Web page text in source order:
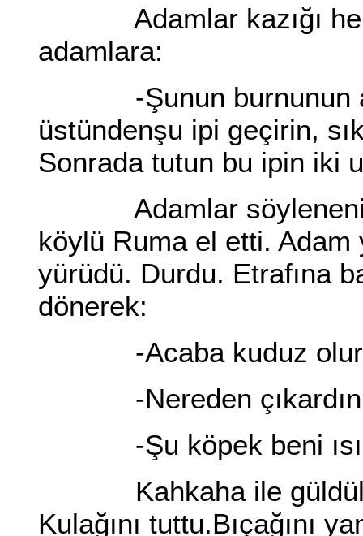
Adamlar kazığı
adamlara:
-Şunun burnunun
üstündenşu ipi geçirin,
Sonrada tutun bu ipin iki
Adamlar söyleneni
köylü Ruma el etti. Adam
yürüdü. Durdu. Etrafına
dönerek:
-Acaba kuduz
-Nereden çıkardın
-Şu köpek beni
Kahkaha ile güldüler.
Kulağını tuttu.Bıçağını